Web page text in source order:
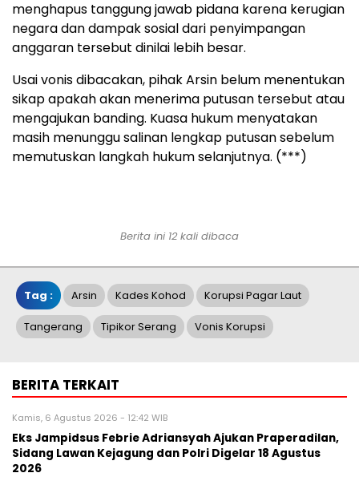
menghapus tanggung jawab pidana karena kerugian
negara dan dampak sosial dari penyimpangan
anggaran tersebut dinilai lebih besar.
Usai vonis dibacakan, pihak Arsin belum menentukan
sikap apakah akan menerima putusan tersebut atau
mengajukan banding. Kuasa hukum menyatakan
masih menunggu salinan lengkap putusan sebelum
memutuskan langkah hukum selanjutnya. (***)
Berita ini 12 kali dibaca
Tag : Arsin Kades Kohod Korupsi Pagar Laut
Tangerang Tipikor Serang Vonis Korupsi
BERITA TERKAIT
Kamis, 6 Agustus 2026 - 12:42 WIB
Eks Jampidsus Febrie Adriansyah Ajukan Praperadilan,
Sidang Lawan Kejagung dan Polri Digelar 18 Agustus
2026